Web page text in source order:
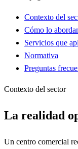
Contexto del
Cómo lo
Servicios que
Normativa
Preguntas
Contexto del sector
La realidad
Un centro comercial